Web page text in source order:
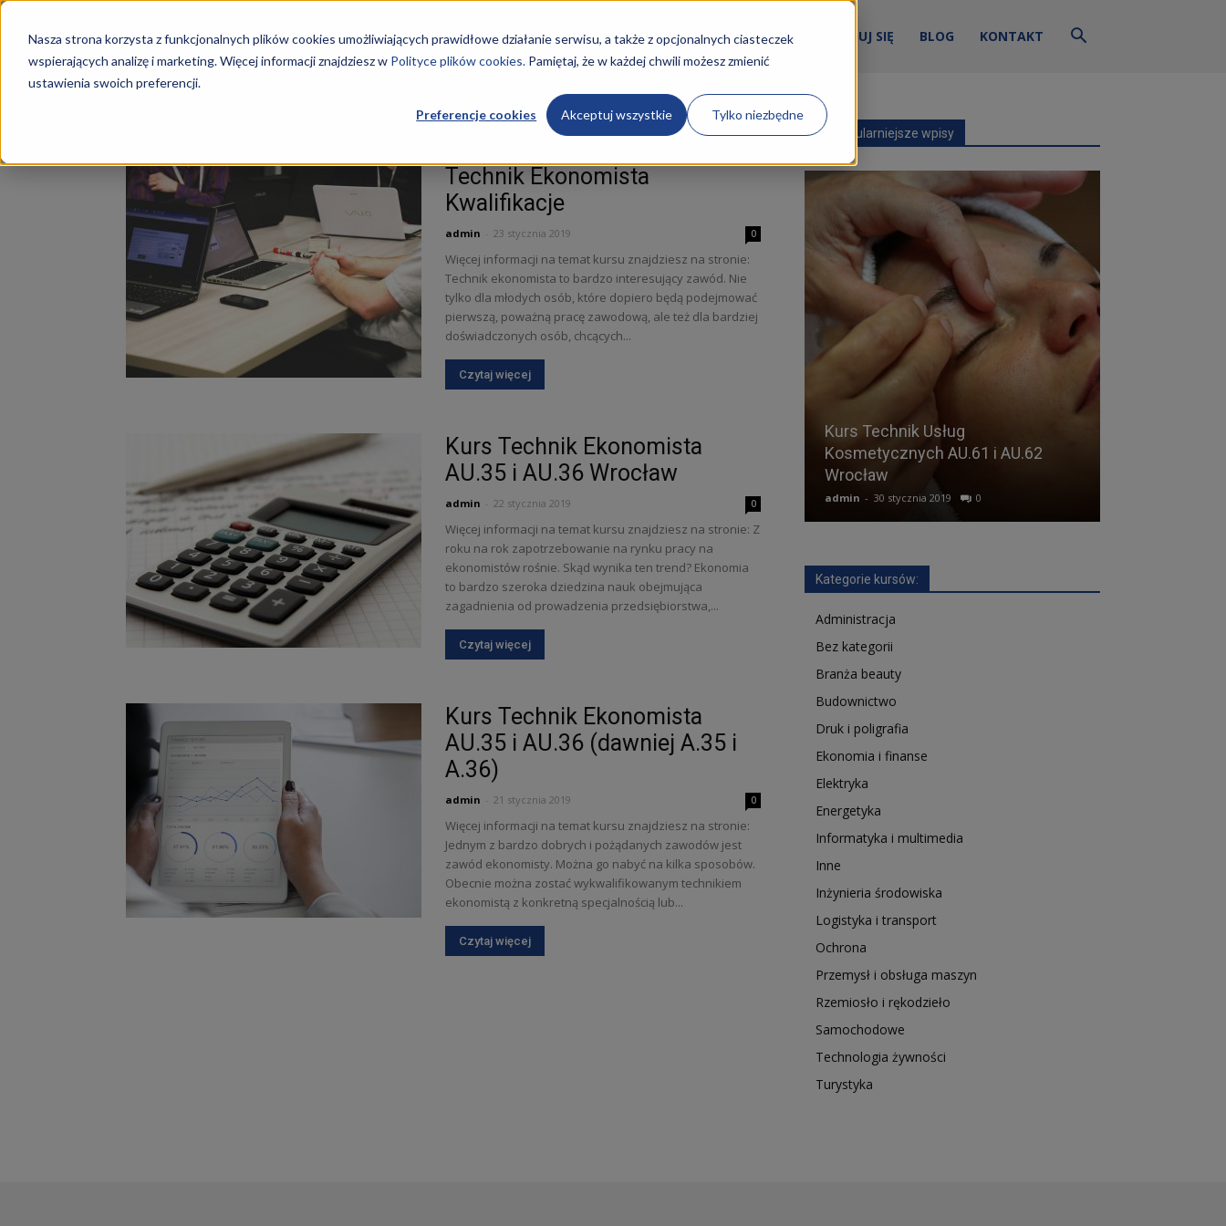
Nasza strona korzysta z funkcjonalnych plików cookies umożliwiających prawidłowe działanie serwisu, a także z opcjonalnych ciasteczek
wspierających analizę i marketing. Więcej informacji znajdziesz w Polityce plików cookies.Pamiętaj, że w każdej chwili możesz zmienić
ustawienia swoich preferencji.
Preferencje cookies Akceptuj wszystkie Tylko niezbędne
Szkoły
Aktualności
STRONA GŁÓWNA KURSY O NAS REKRUTACJA ZALOGUJ SIĘ BLOG KONTAKT
Technik Ekonomista
Kwalifikacje
admin 23 stycznia 2019 0
Więcej informacji na temat kursu znajdziesz na stronie:
Technik ekonomista to bardzo interesujący zawód. Nie
tylko dla młodych osób, które dopiero będą podejmować
pierwszą, poważną pracę zawodową, ale też dla bardziej
doświadczonych osób, chcących...
Czytaj więcej
Kurs Technik Ekonomista
AU.35 i AU.36 Wrocław
admin 22 stycznia 2019 0
Więcej informacji na temat kursu znajdziesz na stronie: Z
roku na rok zapotrzebowanie na rynku pracy na
ekonomistów rośnie. Skąd wynika ten trend? Ekonomia
to bardzo szeroka dziedzina nauk obejmująca
zagadnienia od prowadzenia przedsiębiorstwa,...
Czytaj więcej
Kurs Technik Ekonomista
AU.35 i AU.36 (dawniej A.35 i
A.36)
admin 21 stycznia 2019 0
Więcej informacji na temat kursu znajdziesz na stronie:
Jednym z bardzo dobrych i pożądanych zawodów jest
zawód ekonomisty. Można go nabyć na kilka sposobów.
Obecnie można zostać wykwalifikowanym technikiem
ekonomistą z konkretną specjalnością lub...
Czytaj więcej
Najpopularniejsze wpisy
Kurs Technik Usług
Kosmetycznych AU.61 i AU.62
Wrocław
admin - 30 stycznia 2019 0
Kategorie kursów:
Administracja
Bez kategorii
Branża beauty
Budownictwo
Druk i poligrafia
Ekonomia i finanse
Elektryka
Energetyka
Informatyka i multimedia
Inne
Inżynieria środowiska
Logistyka i transport
Ochrona
Przemysł i obsługa maszyn
Rzemiosło i rękodzieło
Samochodowe
Technologia żywności
Turystyka